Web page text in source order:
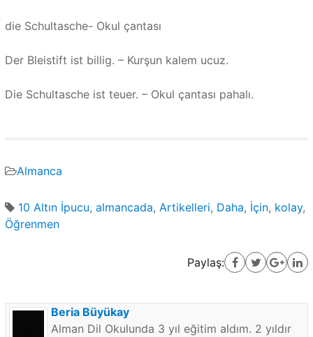
die Schultasche- Okul çantası
Der Bleistift ist billig. – Kurşun kalem ucuz.
Die Schultasche ist teuer. – Okul çantası pahalı.
Almanca
10 Altın İpucu, almancada, Artikelleri, Daha, İçin, kolay,
Öğrenmen
Paylaş:
Beria Büyükay
Alman Dil Okulunda 3 yıl eğitim aldım. 2 yıldır